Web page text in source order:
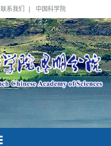
联系我们 中国科学院